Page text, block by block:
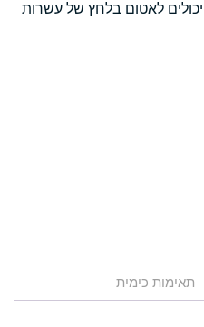
לאטום בלחץ של עשרות
תאימות כימית